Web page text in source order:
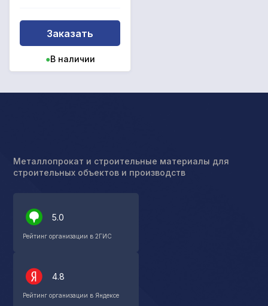
Заказать
●В наличии
Металлопрокат и строительные материалы для
строительных объектов и производств
5.0
Рейтинг организации в 2ГИС
4.8
Рейтинг организации в Яндексе